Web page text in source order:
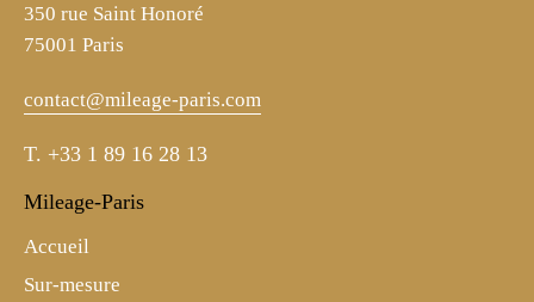
350 rue Saint Honoré
75001 Paris
contact@mileage-paris.com
T. +33 1 89 16 28 13
Mileage-Paris
Accueil
Sur-mesure